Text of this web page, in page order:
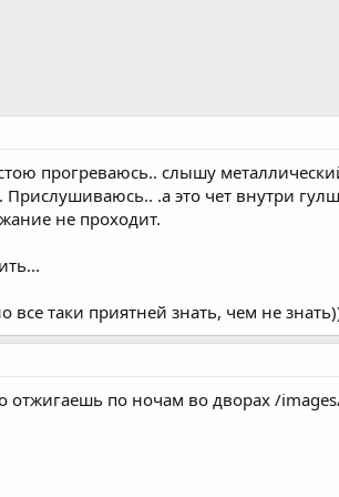
прогреваюсь.. слышу
.а это чет внутри
не проходит.
таки приятней знать, чем не
отжигаешь по ночам во дворах /